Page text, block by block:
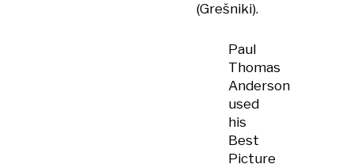
(Grešniki).
Paul
Thomas
Anderson
used
his
Best
Picture